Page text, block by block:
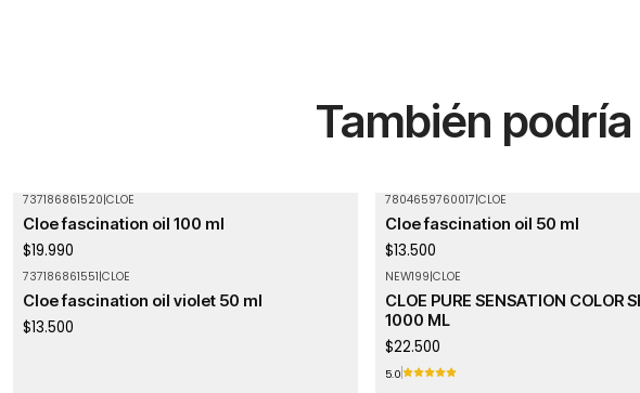
También
737186861520|CLOE
Cloe fascination oil 100 ml
$19.990
7804659760017|CLOE
Cloe fascination oil 50 ml
$13.500
737186861551|CLOE
Cloe fascination oil violet 50 ml
$13.500
NEW199|CLOE
CLOE PURE SENSATION COLOR
1000 ML
$22.500
5.0